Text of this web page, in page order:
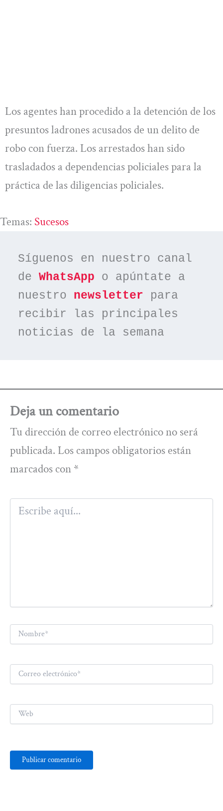
Los agentes han procedido a la detención de los
presuntos ladrones acusados de un delito de
robo con fuerza. Los arrestados han sido
trasladados a dependencias policiales para la
práctica de las diligencias policiales.
Temas: Sucesos
Síguenos en nuestro canal
de WhatsApp o apúntate a
nuestro newsletter para
recibir las principales
noticias de la semana
Deja un comentario
Tu dirección de correo electrónico no será
publicada. Los campos obligatorios están
marcados con *
Escribe
aquí...
Nombre*
Correo
electrónico*
Web